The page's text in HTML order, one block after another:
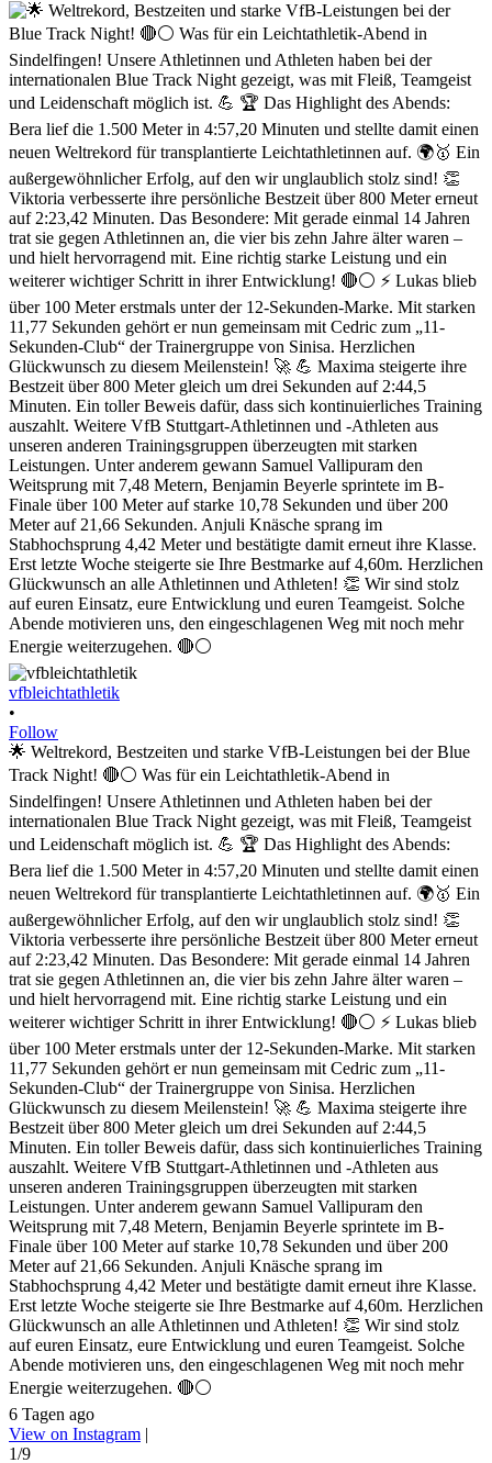
vfbleichtathletik
•
Follow
🌟 Weltrekord, Bestzeiten und starke VfB-Leistungen bei der Blue
Track Night! 🔴⚪ Was für ein Leichtathletik-Abend in
Sindelfingen! Unsere Athletinnen und Athleten haben bei der
internationalen Blue Track Night gezeigt, was mit Fleiß, Teamgeist
und Leidenschaft möglich ist. 💪 🏆 Das Highlight des Abends:
Bera lief die 1.500 Meter in 4:57,20 Minuten und stellte damit einen
neuen Weltrekord für transplantierte Leichtathletinnen auf. 🌍🥇 Ein
außergewöhnlicher Erfolg, auf den wir unglaublich stolz sind! 👏
Viktoria verbesserte ihre persönliche Bestzeit über 800 Meter erneut
auf 2:23,42 Minuten. Das Besondere: Mit gerade einmal 14 Jahren
trat sie gegen Athletinnen an, die vier bis zehn Jahre älter waren –
und hielt hervorragend mit. Eine richtig starke Leistung und ein
weiterer wichtiger Schritt in ihrer Entwicklung! 🔴⚪ ⚡ Lukas blieb
über 100 Meter erstmals unter der 12-Sekunden-Marke. Mit starken
11,77 Sekunden gehört er nun gemeinsam mit Cedric zum „11-
Sekunden-Club“ der Trainergruppe von Sinisa. Herzlichen
Glückwunsch zu diesem Meilenstein! 🚀 💪 Maxima steigerte ihre
Bestzeit über 800 Meter gleich um drei Sekunden auf 2:44,5
Minuten. Ein toller Beweis dafür, dass sich kontinuierliches Training
auszahlt. Weitere VfB Stuttgart-Athletinnen und -Athleten aus
unseren anderen Trainingsgruppen überzeugten mit starken
Leistungen. Unter anderem gewann Samuel Vallipuram den
Weitsprung mit 7,48 Metern, Benjamin Beyerle sprintete im B-
Finale über 100 Meter auf starke 10,78 Sekunden und über 200
Meter auf 21,66 Sekunden. Anjuli Knäsche sprang im
Stabhochsprung 4,42 Meter und bestätigte damit erneut ihre Klasse.
Erst letzte Woche steigerte sie Ihre Bestmarke auf 4,60m. Herzlichen
Glückwunsch an alle Athletinnen und Athleten! 👏 Wir sind stolz
auf euren Einsatz, eure Entwicklung und euren Teamgeist. Solche
Abende motivieren uns, den eingeschlagenen Weg mit noch mehr
Energie weiterzugehen. 🔴⚪
6 Tagen ago
View on Instagram |
1/9